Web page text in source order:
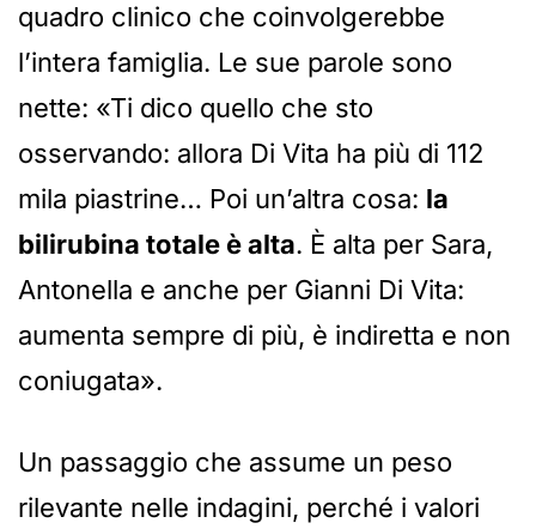
quadro clinico che coinvolgerebbe
l’intera famiglia. Le sue parole sono
nette: «Ti dico quello che sto
osservando: allora Di Vita ha più di 112
mila piastrine… Poi un’altra cosa: la
bilirubina totale è alta. È alta per Sara,
Antonella e anche per Gianni Di Vita:
aumenta sempre di più, è indiretta e non
coniugata».
Un passaggio che assume un peso
rilevante nelle indagini, perché i valori